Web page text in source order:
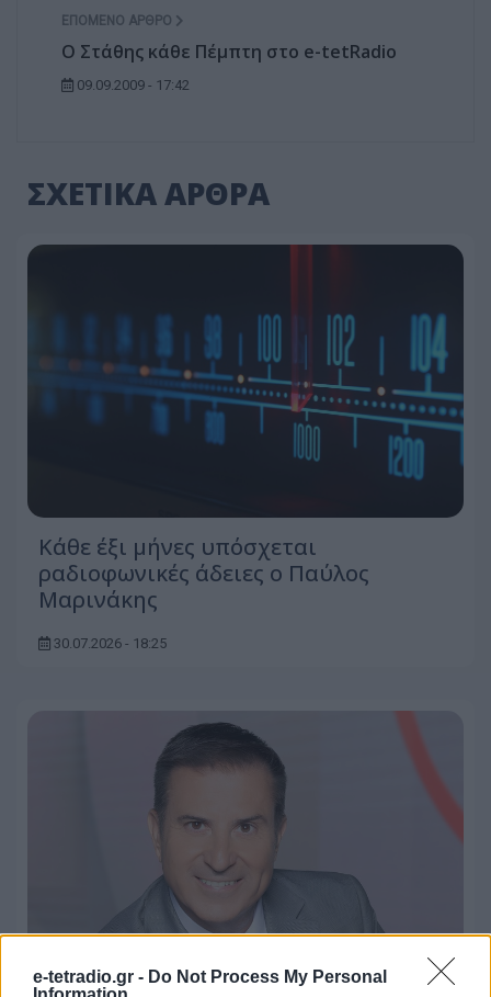
e-tetradio.gr - Do Not Process My Personal
ΕΠΌΜΕΝΟ ΆΡΘΡΟ
Ο Στάθης κάθε Πέμπτη στο e-tetRadio
09.09.2009 - 17:42
ΣΧΕΤΙΚΑ ΑΡΘΡΑ
Κάθε έξι μήνες υπόσχεται
ραδιοφωνικές άδειες ο Παύλος
Μαρινάκης
30.07.2026 - 18:25